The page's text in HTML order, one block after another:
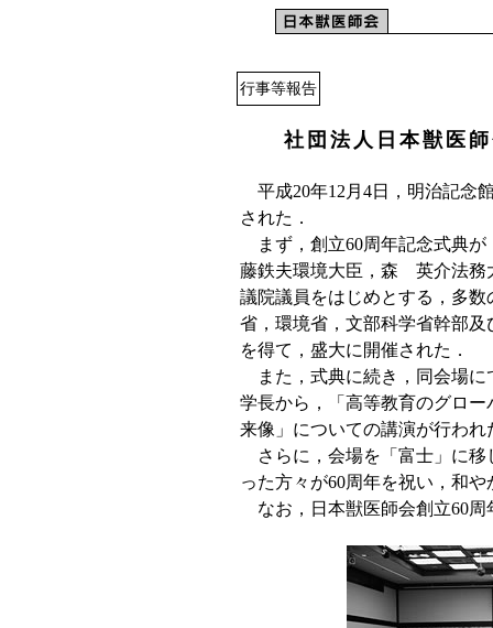
行事等報告
社団法人日本獣医
平成20年12月4日，明治記念
された．
まず，創立60周年記念式典
藤鉄夫環境大臣，森 英介法務
議院議員をはじめとする，多
省，環境省，文部科学省幹部
を得て，盛大に開催された．
また，式典に続き，同会場に
学長から，「高等教育のグロ
来像」についての講演が行われ
さらに，会場を「富士」に移
った方々が60周年を祝い，和
なお，日本獣医師会創立60周